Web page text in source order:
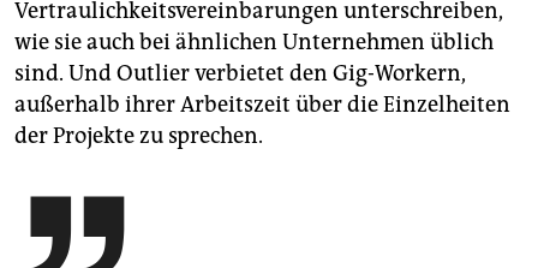
Vertraulichkeitsvereinbarungen unterschreiben,
wie sie auch bei ähnlichen Unternehmen üblich
sind. Und Outlier verbietet den Gig-Workern,
außerhalb ihrer Arbeitszeit über die Einzelheiten
der Projekte zu sprechen.
